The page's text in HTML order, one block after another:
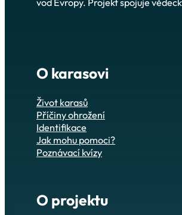
O karasovi
Život karasů
Příčiny ohrožení
Identifikace
Jak mohu pomoci?
Poznávací kvízy
O projektu